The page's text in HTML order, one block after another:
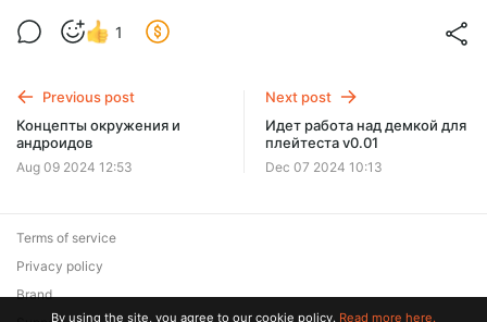
1
Previous post
Концепты окружения и
андроидов
Aug 09 2024 12:53
Next post
Идет работа над демкой для
плейтеста v0.01
Dec 07 2024 10:13
Terms of service
Privacy policy
Brand
By using the site, you agree to our cookie policy. Read more here.